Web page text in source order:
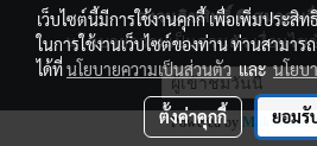
สงวนลิขสิทธิ์ © สมาคม
นโนบายความเป็นส่วนตัว เงื่อนไข
ผู้เข้าชมวันนี้
Powered by
เว็บไซต์นี้มีการใช้งานคุกกี้ เพื่อเพิ่มประ
ในการใช้งานเว็บไซต์ของท่าน ท่านสามาร
ได้ที่นโยบายความเป็นส่วนตัวและนโยบ
ตั้งค่าคุกกี้ ยอมรั